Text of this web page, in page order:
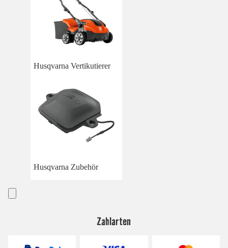
Husqvarna Vertikutierer
Husqvarna Zubehör
Zahlarten